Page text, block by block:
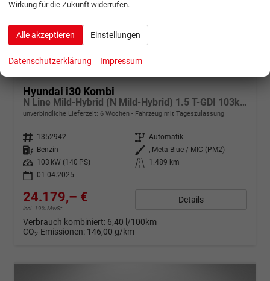
ab 479,– € mtl.
Hyundai i30 Kombi
N Line Mild-Hybrid (N Mild-Hybrid) 1.5 T-GDI 103kW (140 PS) 7-Gang DCT
unverbindliche Lieferzeit: 6 Wochen Fahrzeug mit Tageszulassung
Fahrzeugnr. 1352942 Getriebe Automatik
Kraftstoff
Benzin Außenfarbe
, Meta Blue / MIC (PM2)
Leistung
103 kW (140 PS) Kilometerstand
1.489 km
01.04.2025
24.179,– €
incl. 19% MwSt.
Details
Verbrauch kombiniert: 6,40 l/100km
CO2-Emissionen: 146,00 g/km
Wirkung für die Zukunft widerrufen.
Alle akzeptieren Einstellungen
Datenschutzerklärung Impressum